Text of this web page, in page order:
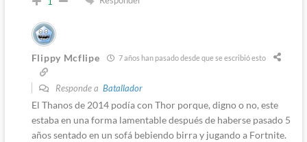
Flippy Mcflipe 7 años han pasado desde que se escribió esto
Responde a Batallador
El Thanos de 2014 podía con Thor porque, digno o no, este
estaba en una forma lamentable después de haberse pasado 5
años sentado en un sofá bebiendo birra y jugando a Fortnite.